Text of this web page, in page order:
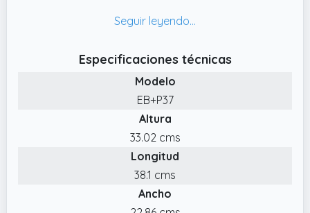
✔️ FUNCIONAMIENTO TOTALMENTE
electrónico integrado, la bomba detecta
automáticamente la apertura y cierre del
flujo de agua, activándose cuando existe
demanda y deteniéndose al finalizar el
consumo. Este sistema inteligente aporta
mayor comodidad, reduce el consumo
energético y elimina la necesidad de
✔️ PROTECCIÓN CONTRA FUNCIONAMIENTO
Especificaciones técnicas
Modelo
EB+P37
Altura
33.02 cms
Longitud
38.1 cms
Ancho